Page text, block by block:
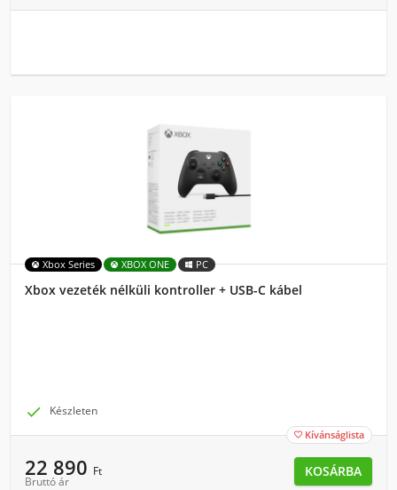
Xbox Series XBOX ONE PC
Xbox vezeték nélküli kontroller + USB-C kábel
 Készleten
 Kívánságlista
22 890 Ft
Bruttó ár
KOSÁRBA